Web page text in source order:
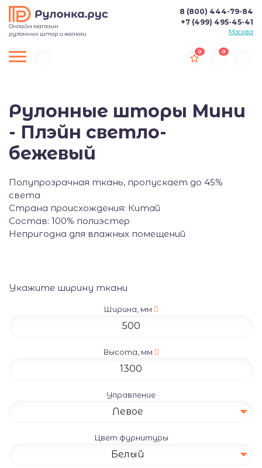
Онлайн магазин
рулонных штор и жалюзи
8 (800) 444-79-84
+7 (499) 495-45-41
Москва
0 0
Рулонные шторы Мини
- Плэйн светло-
бежевый
Полупрозрачная ткань, пропускает до 45%
света
Страна происхождения: Китай
Состав: 100% полиэстер
Непригодна для влажных помещений
Укажите ширину ткани
Ширина, мм
Высота, мм
Управление
Левое
Цвет фурнитуры
Белый